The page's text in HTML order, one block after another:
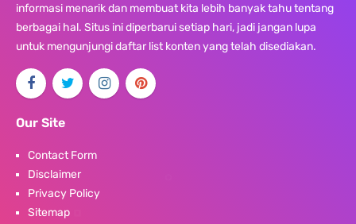
informasi menarik dan membuat kita lebih banyak tahu tentang
berbagai hal. Situs ini diperbarui setiap hari, jadi jangan lupa
untuk mengunjungi daftar list konten yang telah disediakan.
Our Site
Contact Form
Disclaimer
Privacy Policy
Sitemap